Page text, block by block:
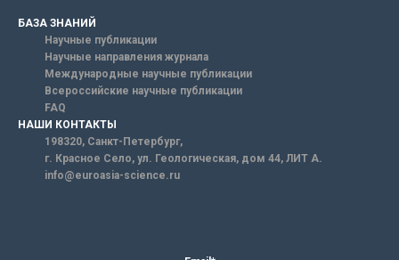
БАЗА ЗНАНИЙ
Научные публикации
Научные направления журнала
Международные научные публикации
Всероссийские научные публикации
FAQ
НАШИ КОНТАКТЫ
198320, Санкт-Петербург,
г. Красное Село, ул. Геологическая, дом 44, ЛИТ А.
info@euroasia-science.ru